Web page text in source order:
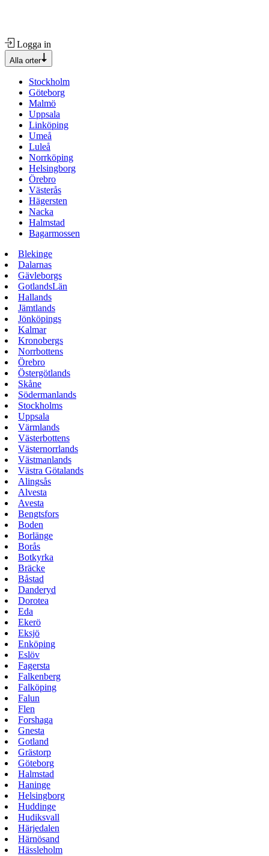
Logga in
Alla orter
Stockholm
Göteborg
Malmö
Uppsala
Linköping
Umeå
Luleå
Norrköping
Helsingborg
Örebro
Västerås
Hägersten
Nacka
Halmstad
Bagarmossen
Blekinge
Dalarnas
Gävleborgs
GotlandsLän
Hallands
Jämtlands
Jönköpings
Kalmar
Kronobergs
Norrbottens
Örebro
Östergötlands
Skåne
Södermanlands
Stockholms
Uppsala
Värmlands
Västerbottens
Västernorrlands
Västmanlands
Västra Götalands
Alingsås
Alvesta
Avesta
Bengtsfors
Boden
Borlänge
Borås
Botkyrka
Bräcke
Båstad
Danderyd
Dorotea
Eda
Ekerö
Eksjö
Enköping
Eslöv
Fagersta
Falkenberg
Falköping
Falun
Flen
Forshaga
Gnesta
Gotland
Grästorp
Göteborg
Halmstad
Haninge
Helsingborg
Huddinge
Hudiksvall
Härjedalen
Härnösand
Hässleholm